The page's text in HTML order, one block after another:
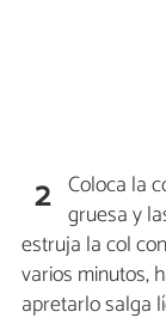
2 Coloca la
gruesa y
estruja la col
varios minutos,
apretarlo salga